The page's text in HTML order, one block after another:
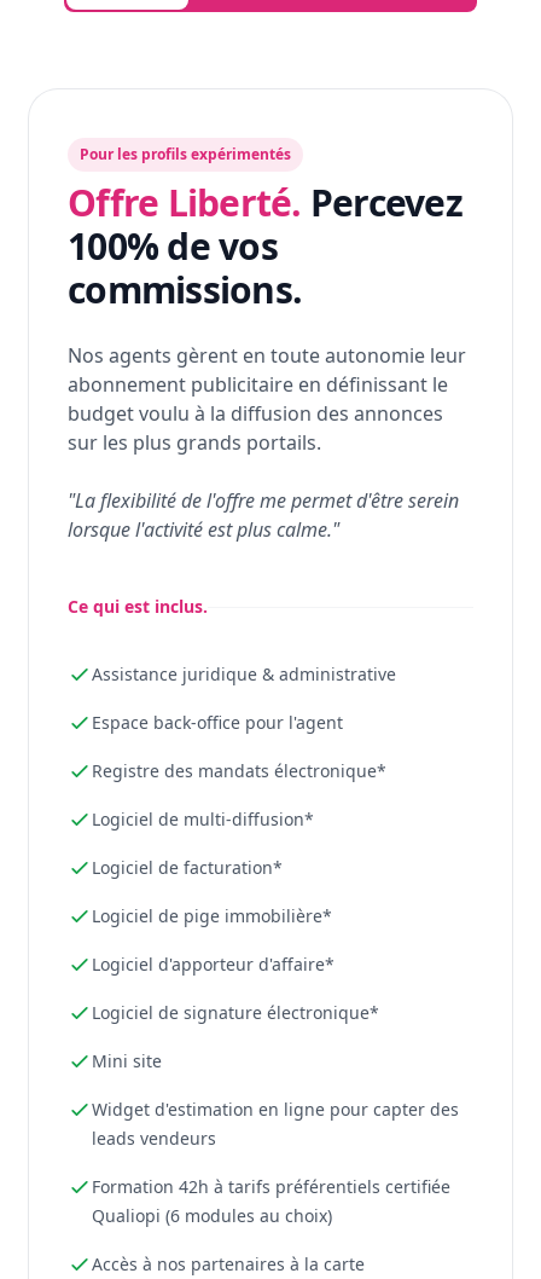
Pour les profils expérimentés
Offre Liberté. Percevez
100% de vos
commissions.
Nos agents gèrent en toute autonomie leur
abonnement publicitaire en définissant le
budget voulu à la diffusion des annonces
sur les plus grands portails.
"La flexibilité de l'offre me permet d'être serein
lorsque l'activité est plus calme."
Ce qui est inclus.
Assistance juridique & administrative
Espace back-office pour l'agent
Registre des mandats électronique*
Logiciel de multi-diffusion*
Logiciel de facturation*
Logiciel de pige immobilière*
Logiciel d'apporteur d'affaire*
Logiciel de signature électronique*
Mini site
Widget d'estimation en ligne pour capter des
leads vendeurs
Formation 42h à tarifs préférentiels certifiée
Qualiopi (6 modules au choix)
Accès à nos partenaires à la carte